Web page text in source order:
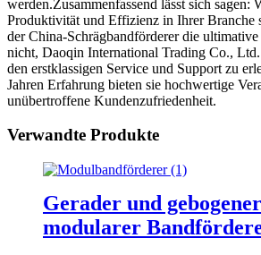
werden.Zusammenfassend lässt sich sagen:
Produktivität und Effizienz in Ihrer Branche
der China-Schrägbandförderer die
nicht, Daoqin International Trading Co.,
den erstklassigen Service und Support zu
Jahren Erfahrung bieten sie hochwertige
unübertroffene Kundenzufriedenheit.
Verwandte Produkte
Gerader und gebogener
modularer